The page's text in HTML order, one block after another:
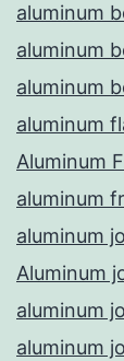
aluminum
aluminum
aluminum
aluminum
Aluminum
aluminum
aluminum
Aluminum
aluminum
aluminum